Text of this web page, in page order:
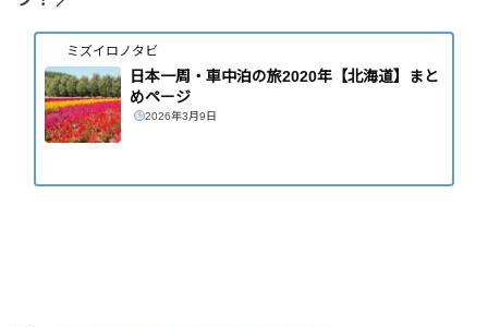
ミズイロノタビ
日本一周・車中泊の旅2020年【北海道】まと
めページ
2026年3月9日